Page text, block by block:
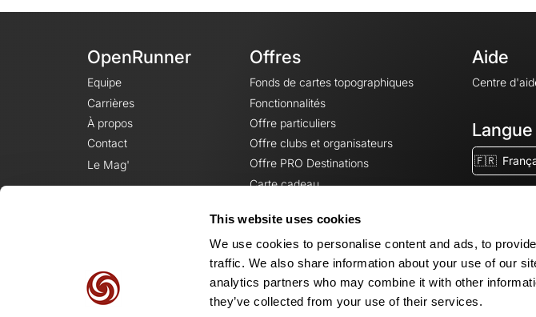
This website uses cookies
We use cookies to personalise content and ads, to
traffic. We also share information about your use of our
analytics partners who may combine it with other
they’ve collected from your use of their services.
OpenRunner
Equipe
Carrières
À propos
Contact
Le Mag'
Offres
Fonds de cartes topographiques
Fonctionnalités
Offre particuliers
Offre clubs et organisateurs
Offre PRO Destinations
Carte cadeau
Aide
Centre
Langue
🇫🇷